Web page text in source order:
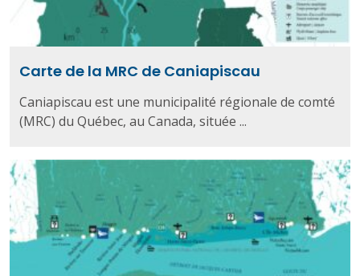
Carte de la MRC de Caniapiscau
Caniapiscau est une municipalité régionale de comté
(MRC) du Québec, au Canada, située ...